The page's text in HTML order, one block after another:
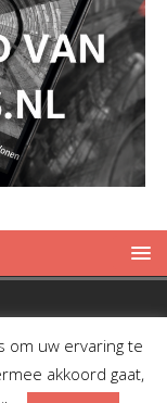
om uw ervaring te
akkoord gaat,